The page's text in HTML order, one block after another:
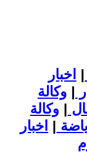
| اخبار
| وكالة
| وكالة
| اخبار